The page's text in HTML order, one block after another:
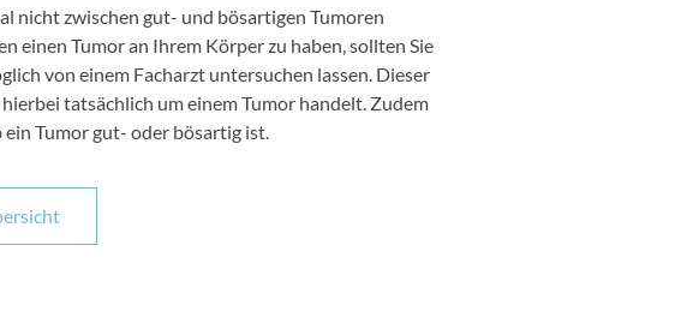
nicht zwischen gut- und bösartigen Tumoren
einen Tumor an Ihrem Körper zu haben, sollten Sie
von einem Facharzt untersuchen lassen. Dieser
tatsächlich um einem Tumor handelt. Zudem
Tumor gut- oder bösartig ist.